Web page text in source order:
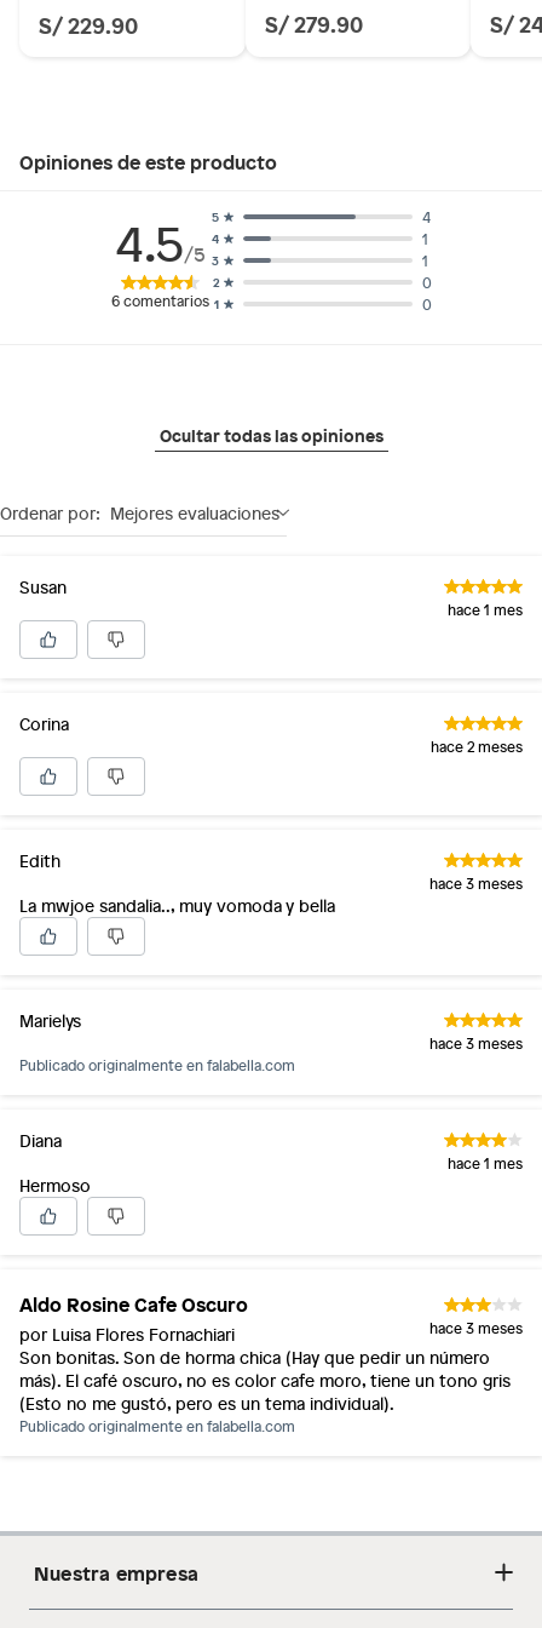
S/ 229.90 S/ 279.90 S/
Opiniones de este producto
4.5/5
6 comentarios 1 0
2 0
3 1
4 1
5 4
Ocultar todas las opiniones
Ordenar por: Mejores evaluaciones
Susan
hace 1 mes
Corina
hace 2 meses
Edith
hace 3 meses
La mwjoe sandalia.., muy vomoda y bella
Marielys
hace 3 meses
Publicado originalmente enfalabella.com
Diana
hace 1 mes
Hermoso
Aldo Rosine Cafe Oscuro
por Luisa Flores Fornachiari hace 3 meses
Son bonitas. Son de horma chica (Hay que pedir un número
más). El café oscuro, no es color cafe moro, tiene un tono gris
(Esto no me gustó, pero es un tema individual).
Publicado originalmente enfalabella.com
Nuestra empresa